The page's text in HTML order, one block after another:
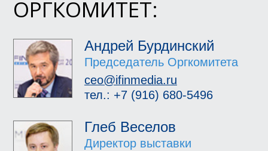
ОРГКОМИТЕТ:
Андрей Бурдинский
Председатель Оргкомитета
ceo@ifinmedia.ru
тел.: +7 (916) 680-5496
Глеб Веселов
Директор выставки